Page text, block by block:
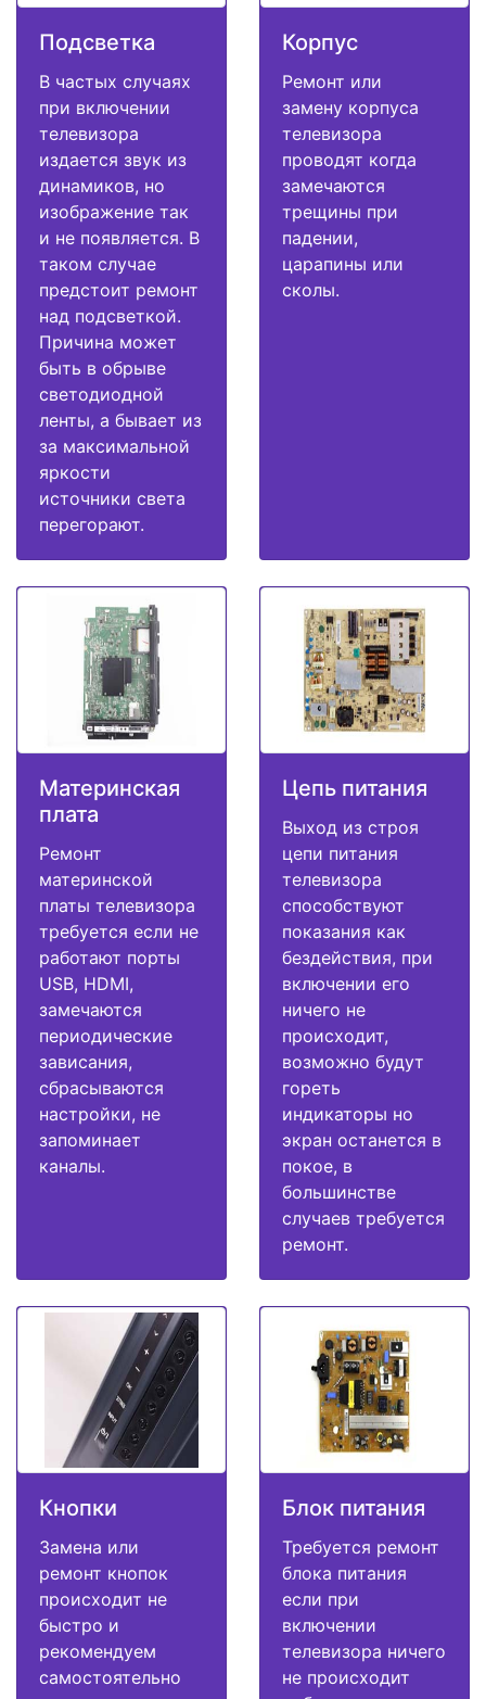
Подсветка
В частых случаях
при включении
телевизора
издается звук из
динамиков, но
изображение так
и не появляется. В
таком случае
предстоит ремонт
над подсветкой.
Причина может
быть в обрыве
светодиодной
ленты, а бывает из
за максимальной
яркости
источники света
перегорают.
Корпус
Ремонт или
замену корпуса
телевизора
проводят когда
замечаются
трещины при
падении,
царапины или
сколы.
Материнская
плата
Ремонт
материнской
платы телевизора
требуется если не
работают порты
USB, HDMI,
замечаются
периодические
зависания,
сбрасываются
настройки, не
запоминает
каналы.
Цепь питания
Выход из строя
цепи питания
телевизора
способствуют
показания как
бездействия, при
включении его
ничего не
происходит,
возможно будут
гореть
индикаторы но
экран останется в
покое, в
большинстве
случаев требуется
ремонт.
Кнопки
Замена или
ремонт кнопок
происходит не
быстро и
рекомендуем
самостоятельно
Блок питания
Требуется ремонт
блока питания
если при
включении
телевизора ничего
не происходит